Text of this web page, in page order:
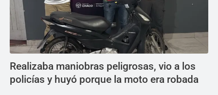
Realizaba maniobras peligrosas, vio a los
policías y huyó porque la moto era robada